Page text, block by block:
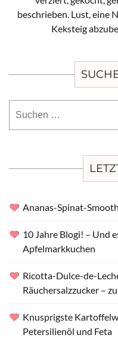
beschrieben. Lust, eine
Keksteig
Ananas-Spinat-
10 Jahre Blogi! – Und
Apfelmarkkuchen
Ricotta-Dulce-de-
Räuchersalzzucker –
Knusprigste
Petersilienöl und Feta